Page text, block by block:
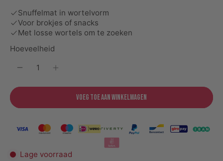
Snuffelmat in wortelvorm
Voor brokjes of snacks
Met losse wortels om te zoeken
Hoeveelheid
Voeg toe aan winkelwagen
Lage voorraad